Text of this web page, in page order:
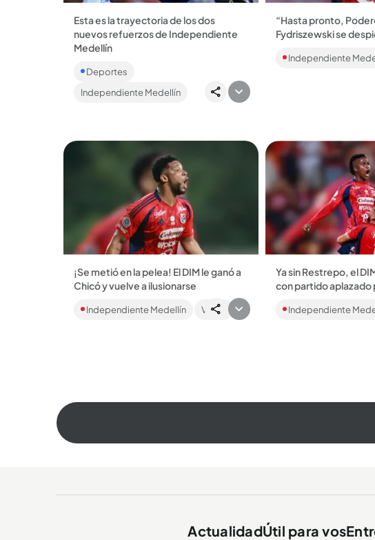
Esta es la trayectoria de los dos
nuevos refuerzos de Independiente
Medellín
Alfonso Simarra y del delantero Jeison
Deportes
Independiente Medellín
“Hasta pronto,
Fydriszewski se
Fydriszewski ya fue
nuevo club, mientras
Independiente
¡Se metió en la pelea! El DIM le ganó a
Chicó y vuelve a ilusionarse
El Rojo venció 2-0 y se posicionó en la
décima casilla de Liga, igualando los 23
Independiente Medellín Video
Ya sin Restrepo, el
con partido aplazado
Boyacá Chicó a las
Independiente
ActualidadÚtil para vos